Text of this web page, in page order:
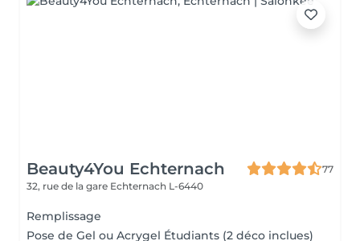
Beauty4You Echternach
77
32, rue de la gare Echternach L-6440
Remplissage
Pose de Gel ou Acrygel Étudiants (2 déco inclues)